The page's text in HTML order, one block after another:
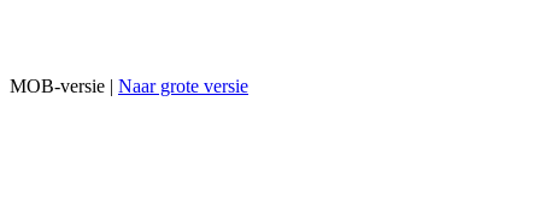
MOB-versie | Naar grote versie